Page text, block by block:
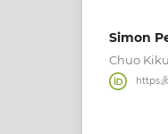
Simon
Chuo